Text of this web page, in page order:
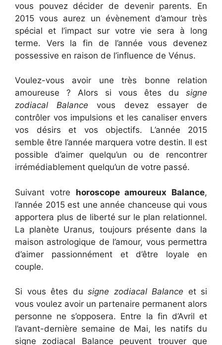
vous pouvez décider de devenir parents. En
2015 vous aurez un évènement d’amour très
spécial et l’impact sur votre vie sera à long
terme. Vers la fin de l’année vous devenez
possessive en raison de l’influence de Vénus.
Voulez-vous avoir une très bonne relation
amoureuse ? Alors si vous êtes du signe
zodiacal Balance vous devez essayer de
contrôler vos impulsions et les canaliser envers
vos désirs et vos objectifs. L’année 2015
semble être l’année marquera votre destin. Il est
possible d’aimer quelqu’un ou de rencontrer
irrémédiablement quelqu’un de votre passé.
Suivant votre horoscope amoureux Balance,
l’année 2015 est une année chanceuse qui vous
apportera plus de liberté sur le plan relationnel.
La planète Uranus, toujours présente dans la
maison astrologique de l’amour, vous permettra
d’aimer passionnément et d’être loyale en
couple.
Si vous êtes du signe zodiacal Balance et si
vous voulez avoir un partenaire permanent alors
personne ne s’opposera. Entre la fin d’Avril et
l’avant-dernière semaine de Mai, les natifs du
signe zodiacal Balance peuvent trouver que